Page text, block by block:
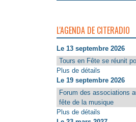
L'AGENDA DE CITERADIO
Le 13 septembre 2026
Tours en Fête se réunit
Plus de détails
Le 19 septembre 2026
Forum des associations
fête de la musique
Plus de détails